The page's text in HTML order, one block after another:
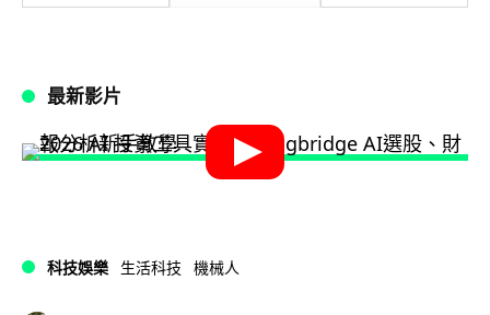
最新影片
科技娛樂 生活科技 機械人